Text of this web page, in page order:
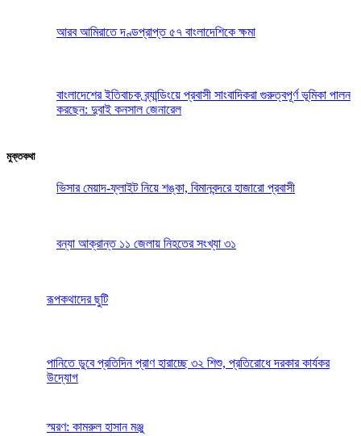
আরব আমিরাতে দণ্ডপ্রাপ্ত ৫৭ বাংলাদেশিকে ক্ষমা
বাংলাদেশের ইতিবাচক ব্র্যান্ডিংয়ে প্রবাসী সাংবাদিকরা গুরুত্বপূর্ণ ভূমিকা পালন
করছেন: দুবাই কনসাল জেনারেল
মুক্তকথা
ভিসার মেয়াদ-ফ্লাইট নিয়ে শঙ্কা, বিমানবন্দরে হাজারো প্রবাসী
বন্যা আক্রান্ত ১১ জেলায় নিহতের সংখ্যা ৩১
রূপকথাদের ছুটি
পানিতে ডুবে প্রতিদিন প্রাণ হারাচ্ছে ৩২ শিশু, প্রতিরোধে দরকার কার্যকর
উদ্যোগ
স্মরণ: কামরুল হাসান মঞ্জু